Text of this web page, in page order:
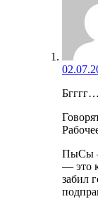
ПыСы
— это
забил